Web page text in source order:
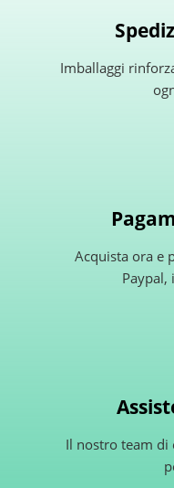
Imballaggi
Acquista ora e
Paypal,
Il nostro team di